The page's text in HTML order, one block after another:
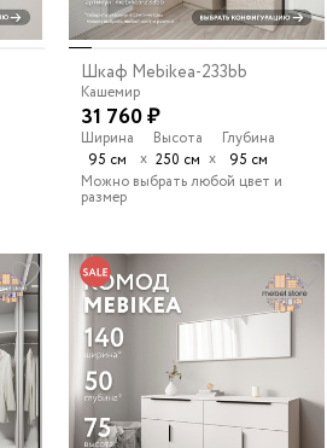
Шкаф Mebikea-233bb
Кашемир
31 760 ₽
Ширина
95 см
х
Высота
250 см х
Глубина
95 см
Можно выбрать любой цвет и
размер